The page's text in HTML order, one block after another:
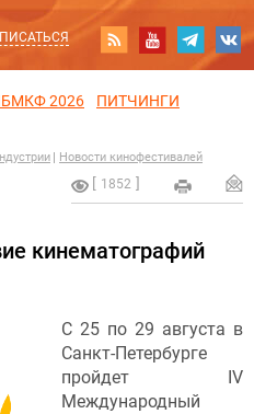
2026
ПИТЧИНГИ
Новости кинофестивалей
1852
кинематографий
С 25 по 29 августа в
Санкт-Петербурге
пройдет IV
Международный